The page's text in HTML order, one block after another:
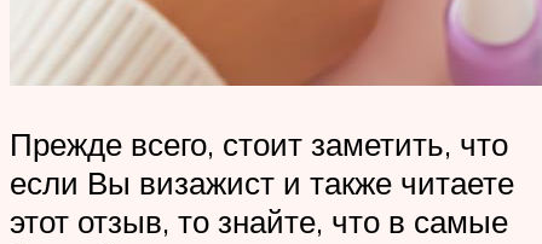
Прежде всего, стоит заметить, что
если Вы визажист и также читаете
этот отзыв, то знайте, что в самые